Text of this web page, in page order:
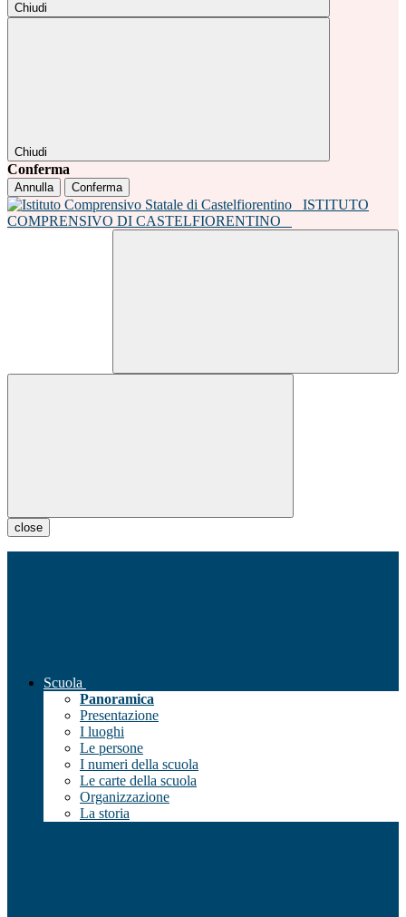
Chiudi
Chiudi
Conferma
Annulla Conferma
ISTITUTO
COMPRENSIVO DI CASTELFIORENTINO
close
Scuola
Panoramica
Presentazione
I luoghi
Le persone
I numeri della scuola
Le carte della scuola
Organizzazione
La storia